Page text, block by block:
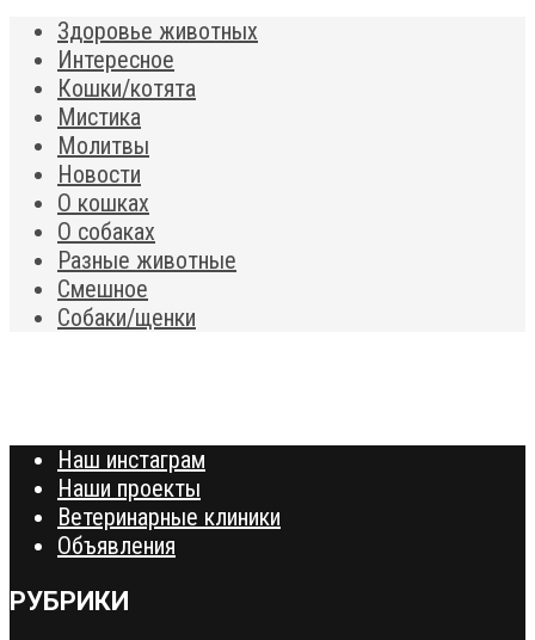
Здоровье животных
Интересное
Кошки/котята
Мистика
Молитвы
Новости
О кошках
О собаках
Разные животные
Смешное
Собаки/щенки
Наш инстаграм
Наши проекты
Ветеринарные клиники
Объявления
РУБРИКИ